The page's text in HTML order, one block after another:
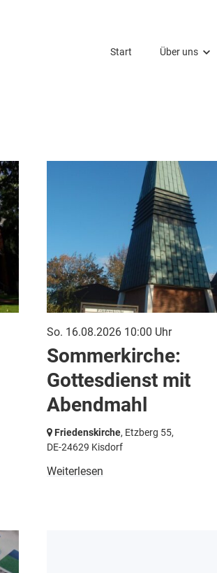
Start Über uns
So. 16.08.2026 10:00 Uhr
Sommerkirche:
Gottesdienst mit
Abendmahl
Friedenskirche, Etzberg 55,
DE-24629 Kisdorf
Weiterlesen